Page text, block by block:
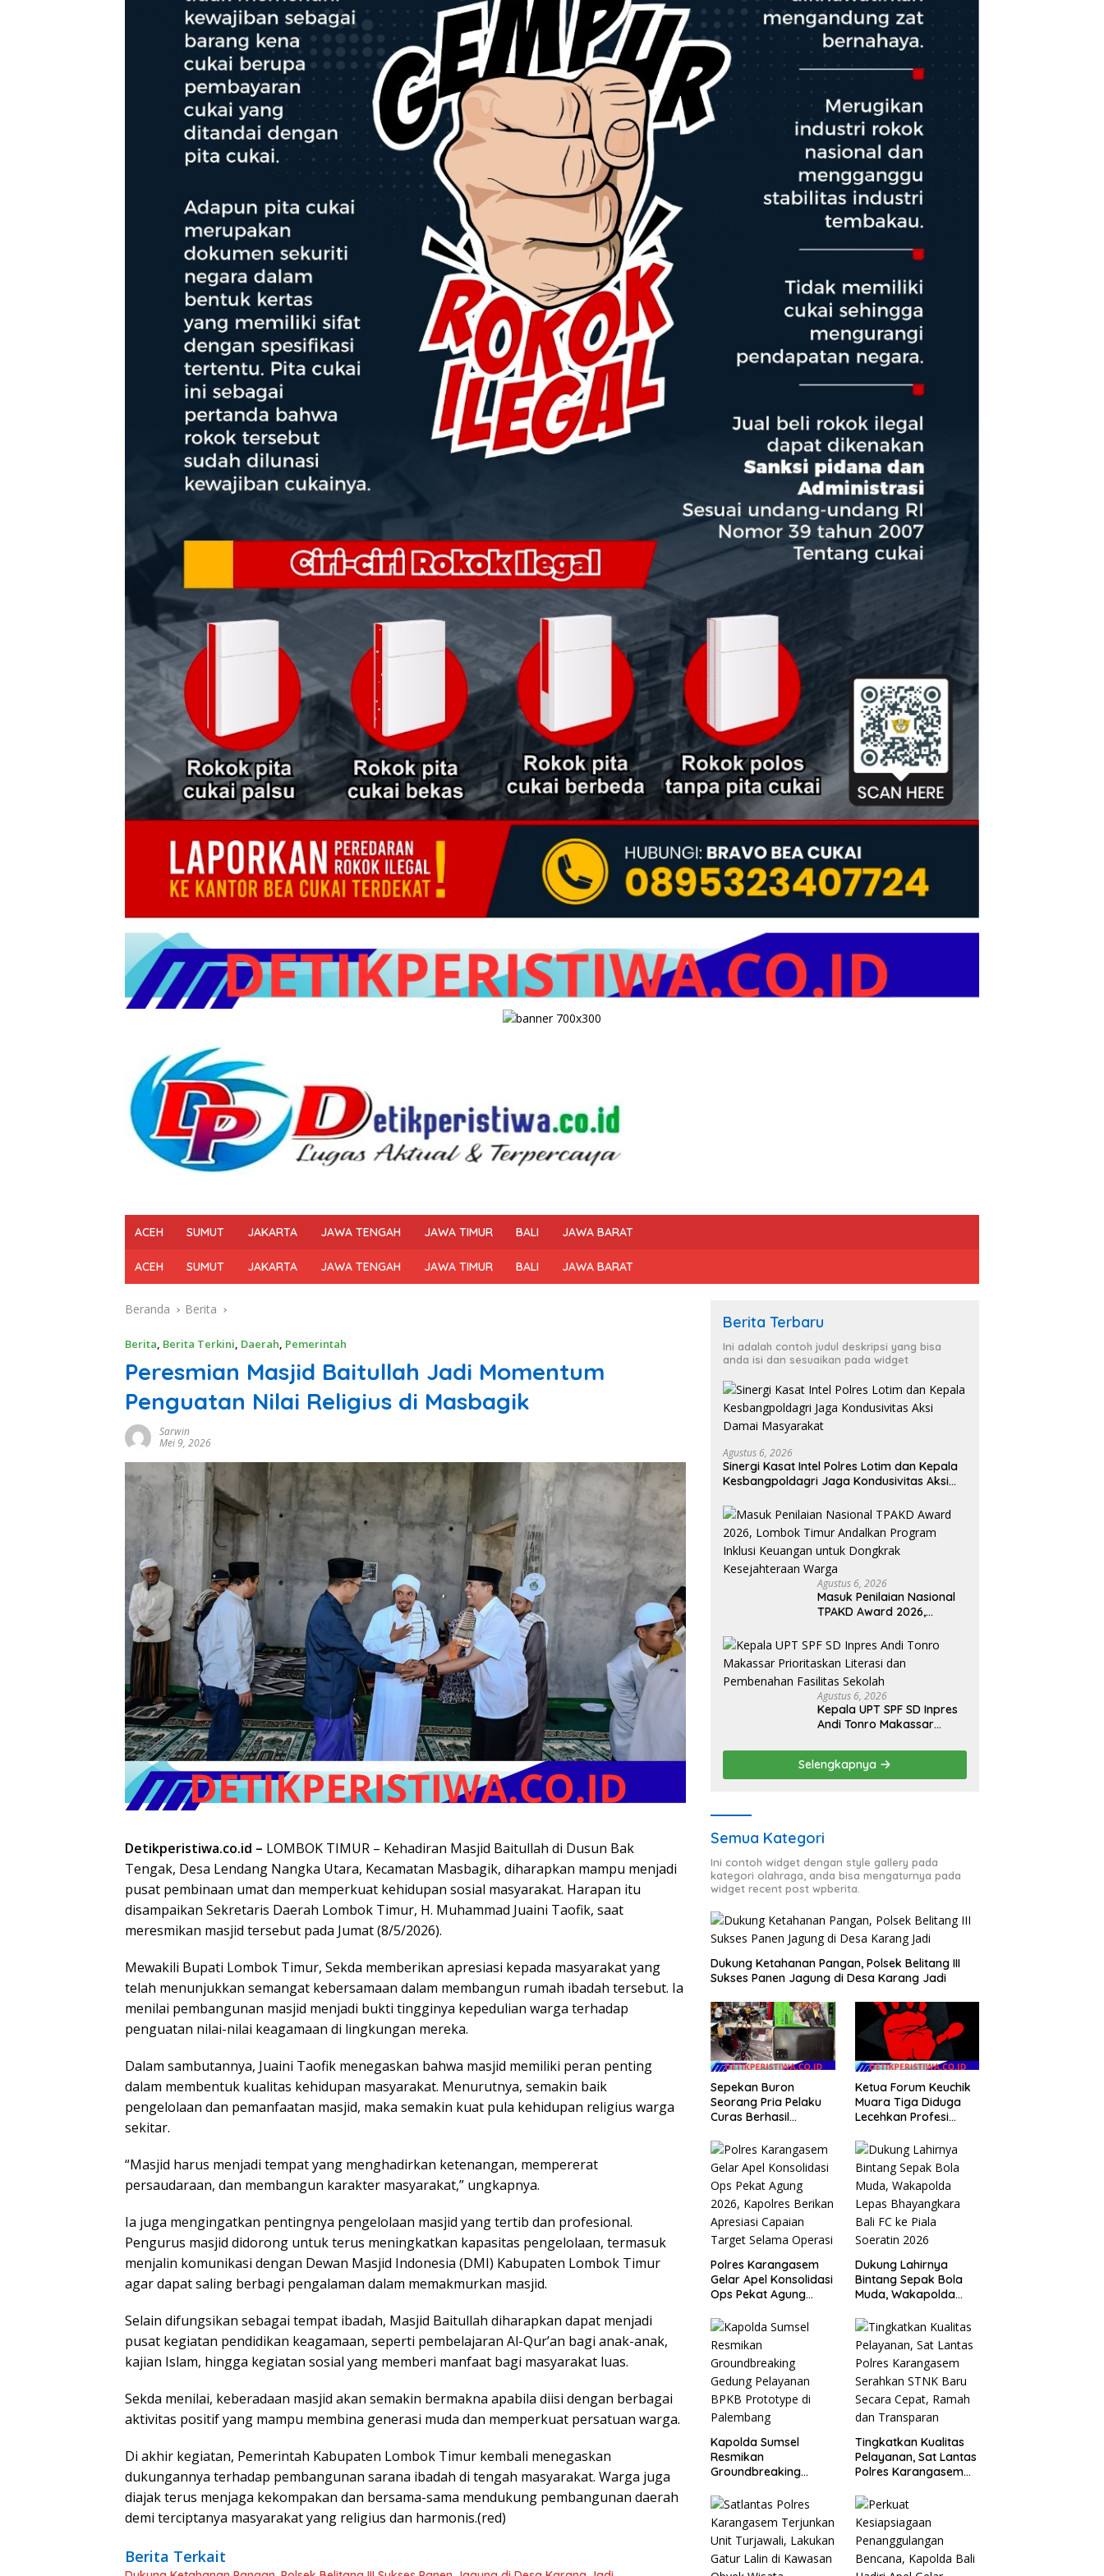
ACEH SUMUT JAKARTA JAWA TENGAH JAWA TIMUR BALI JAWA BARAT
ACEH SUMUT JAKARTA JAWA TENGAH JAWA TIMUR BALI JAWA BARAT
Beranda Berita
Berita, Berita Terkini, Daerah, Pemerintah
Peresmian Masjid Baitullah Jadi Momentum
Penguatan Nilai Religius di Masbagik
Sarwin
Mei 9, 2026
Detikperistiwa.co.id – LOMBOK TIMUR – Kehadiran Masjid Baitullah di Dusun Bak
Tengak, Desa Lendang Nangka Utara, Kecamatan Masbagik, diharapkan mampu menjadi
pusat pembinaan umat dan memperkuat kehidupan sosial masyarakat. Harapan itu
disampaikan Sekretaris Daerah Lombok Timur, H. Muhammad Juaini Taofik, saat
meresmikan masjid tersebut pada Jumat (8/5/2026).
Mewakili Bupati Lombok Timur, Sekda memberikan apresiasi kepada masyarakat yang
telah menunjukkan semangat kebersamaan dalam membangun rumah ibadah tersebut. Ia
menilai pembangunan masjid menjadi bukti tingginya kepedulian warga terhadap
penguatan nilai-nilai keagamaan di lingkungan mereka.
Dalam sambutannya, Juaini Taofik menegaskan bahwa masjid memiliki peran penting
dalam membentuk kualitas kehidupan masyarakat. Menurutnya, semakin baik
pengelolaan dan pemanfaatan masjid, maka semakin kuat pula kehidupan religius warga
sekitar.
“Masjid harus menjadi tempat yang menghadirkan ketenangan, mempererat
persaudaraan, dan membangun karakter masyarakat,” ungkapnya.
Ia juga mengingatkan pentingnya pengelolaan masjid yang tertib dan profesional.
Pengurus masjid didorong untuk terus meningkatkan kapasitas pengelolaan, termasuk
menjalin komunikasi dengan Dewan Masjid Indonesia (DMI) Kabupaten Lombok Timur
agar dapat saling berbagi pengalaman dalam memakmurkan masjid.
Selain difungsikan sebagai tempat ibadah, Masjid Baitullah diharapkan dapat menjadi
pusat kegiatan pendidikan keagamaan, seperti pembelajaran Al-Qur’an bagi anak-anak,
kajian Islam, hingga kegiatan sosial yang memberi manfaat bagi masyarakat luas.
Sekda menilai, keberadaan masjid akan semakin bermakna apabila diisi dengan berbagai
aktivitas positif yang mampu membina generasi muda dan memperkuat persatuan warga.
Di akhir kegiatan, Pemerintah Kabupaten Lombok Timur kembali menegaskan
dukungannya terhadap pembangunan sarana ibadah di tengah masyarakat. Warga juga
diajak terus menjaga kekompakan dan bersama-sama mendukung pembangunan daerah
demi terciptanya masyarakat yang religius dan harmonis.(red)
Berita Terkait
Berita Terbaru
Ini adalah contoh judul deskripsi yang bisa
anda isi dan sesuaikan pada widget
Agustus 6, 2026
Sinergi Kasat Intel Polres Lotim dan Kepala
Kesbangpoldagri Jaga Kondusivitas Aksi
Agustus 6, 2026
Masuk Penilaian Nasional
TPAKD Award 2026,
Program Inklusi Keuangan
untuk Dongkrak
Kesejahteraan Warga
Agustus 6, 2026
Kepala UPT SPF SD Inpres
Andi Tonro Makassar
Pembenahan Fasilitas
Sekolah
Selengkapnya
Semua Kategori
Ini contoh widget dengan style gallery pada
kategori olahraga, anda bisa mengaturnya pada
widget recent post wpberita.
Dukung Ketahanan Pangan, Polsek Belitang III
Sukses Panen Jagung di Desa Karang Jadi
Sepekan Buron
Seorang Pria Pelaku
Curas Berhasil
Satreskrim Polres OKU
Timur
Ketua Forum Keuchik
Muara Tiga Diduga
Lecehkan Profesi
Kebebasan Pers
Polres Karangasem
Gelar Apel Konsolidasi
Ops Pekat Agung
Berikan Apresiasi
Capaian Target
Selama Operasi
Dukung Lahirnya
Bintang Sepak Bola
Muda, Wakapolda
Bali FC ke Piala
Soeratin 2026
Kapolda Sumsel
Resmikan
Groundbreaking
BPKB Prototype di
Palembang
Tingkatkan Kualitas
Pelayanan, Sat Lantas
Polres Karangasem
Secara Cepat, Ramah
dan Transparan